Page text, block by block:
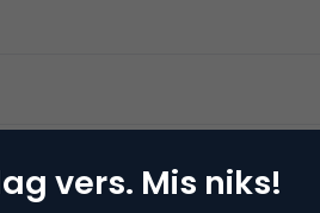
vers. Mis niks!